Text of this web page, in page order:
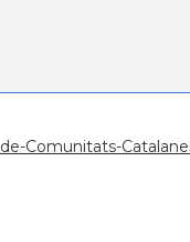
Comunitats-